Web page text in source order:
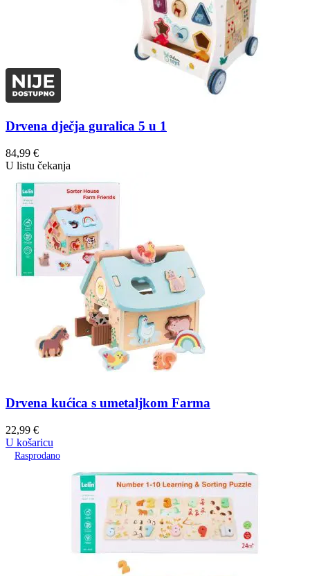
Drvena dječja guralica 5 u 1
84,99 €
U listu čekanja
Drvena kućica s umetaljkom Farma
22,99 €
U košaricu
Rasprodano